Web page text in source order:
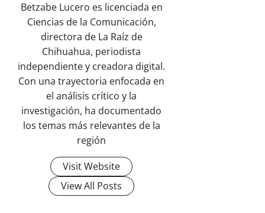
Betzabe Lucero es licenciada en
Ciencias de la Comunicación,
directora de La Raíz de
Chihuahua, periodista
independiente y creadora digital.
Con una trayectoria enfocada en
el análisis crítico y la
investigación, ha documentado
los temas más relevantes de la
región
Visit Website
View All Posts